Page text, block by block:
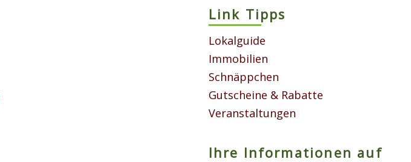
Link Tipps
Lokalguide
Immobilien
Schnäppchen
Gutscheine & Rabatte
Veranstaltungen
Ihre Informationen auf